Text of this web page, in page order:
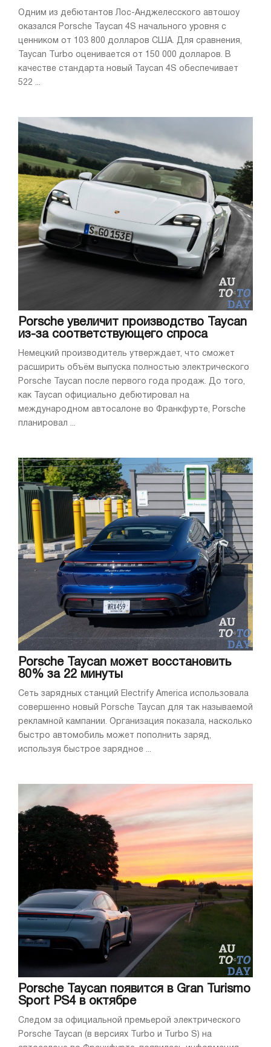
Одним из дебютантов Лос-Анджелесского автошоу
оказался Porsche Taycan 4S начального уровня с
ценником от 103 800 долларов США. Для сравнения,
Taycan Turbo оценивается от 150 000 долларов. В
качестве стандарта новый Taycan 4S обеспечивает
522 ...
Porsche увеличит производство Taycan
из-за соответствующего спроса
Немецкий производитель утверждает, что сможет
расширить объём выпуска полностью электрического
Porsche Taycan после первого года продаж. До того,
как Taycan официально дебютировал на
международном автосалоне во Франкфурте, Porsche
планировал ...
Porsche Taycan может восстановить
80% за 22 минуты
Сеть зарядных станций Electrify America использовала
совершенно новый Porsche Taycan для так называемой
рекламной кампании. Организация показала, насколько
быстро автомобиль может пополнить заряд,
используя быстрое зарядное ...
Porsche Taycan появится в Gran Turismo
Sport PS4 в октябре
Следом за официальной премьерой электрического
Porsche Taycan (в версиях Turbo и Turbo S) на